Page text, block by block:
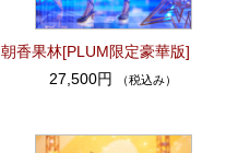
朝香果林[PLUM限定豪華版]
27,500円
（税込み）